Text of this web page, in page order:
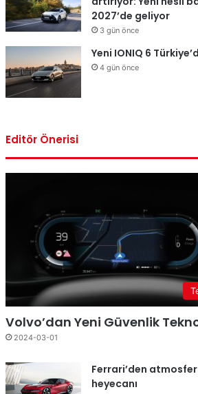
2027’de geliyor
3 gün önce
Yeni IONIQ 6
4 gün önce
Editör Önerisi
Volvo’dan Yeni Güvenlik
2024-03-01
Ferrari’den
heyecanı